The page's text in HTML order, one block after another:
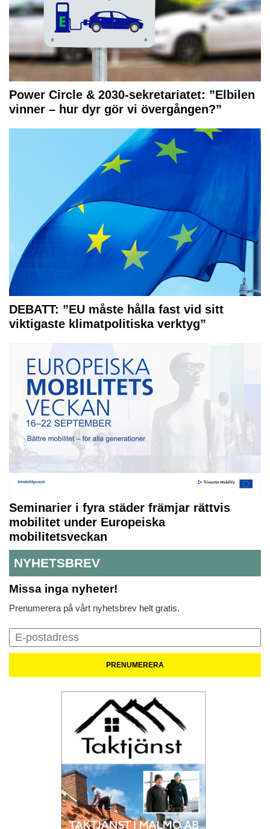
Power Circle & 2030-sekretariatet: ”Elbilen
vinner – hur dyr gör vi övergången?”
DEBATT: ”EU måste hålla fast vid sitt
viktigaste klimatpolitiska verktyg”
Seminarier i fyra städer främjar rättvis
mobilitet under Europeiska
mobilitetsveckan
NYHETSBREV
Missa inga nyheter!
Prenumerera på vårt nyhetsbrev helt gratis.